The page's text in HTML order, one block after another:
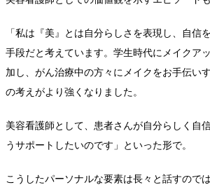
「私は『美』とは自分らしさを表現し、自信
手段だと考えています。学生時代にメイクア
加し、がん治療中の方々にメイクをお手伝い
の考えがより強くなりました。
美容看護師として、患者さんが自分らしく自
うサポートしたいのです」といった形で。
こうしたパーソナルな要素は長々と話すので